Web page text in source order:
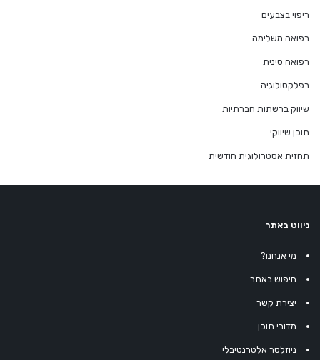
ריפוי בצבעים
רפואה משלימה
רפואה סינית
רפלקסולוגיה
שיווק ברשתות חברתיות
תוכן שיווקי
תחזית אסטרולוגית חודשית
ניווט באתר
מי אנחנו?
חיפוש באתר
יצירת קשר
מדורי תוכן
ניוזלטר אלטרנטיבלי